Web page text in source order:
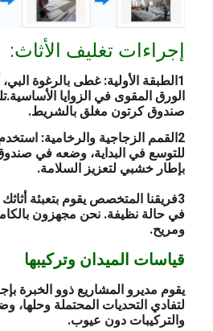
إجراءات تغليف الأثاث:
1الطبقة الأولية: غطى بالرغوة
الورق المقوى في الزوايا
صندوق كرتون مغلق بالشريط.
2القمم الزجاجية والرخامية:
للتوسع في البداية، وضعه في
بإطار خشبي لتعزيز السلامة.
3فريقنا المتخصص يقوم بتعبئة
في حالة نظيفة. نحن مجهزون
ومريح.
قياسات الميدان وتركيبها
يقوم مديرو المشاريع ذوو الخبرة
لتفادي التحديات المحتملة وحلها،
والتركيبات دون عيوب.